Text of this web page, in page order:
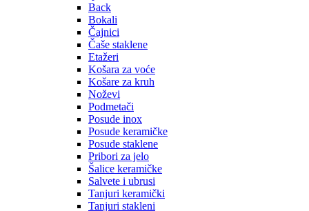
Back
Bokali
Čajnici
Čaše staklene
Etažeri
Košara za voće
Košare za kruh
Noževi
Podmetači
Posude inox
Posude keramičke
Posude staklene
Pribori za jelo
Šalice keramičke
Salvete i ubrusi
Tanjuri keramički
Tanjuri stakleni